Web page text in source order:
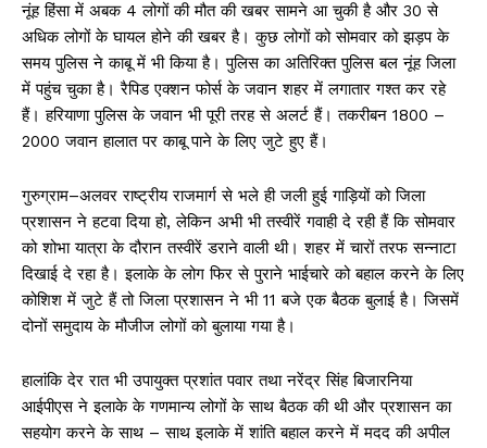
नूंह हिंसा में अबक 4 लोगों की मौत की खबर सामने आ चुकी है और 30 से
अधिक लोगों के घायल होने की खबर है। कुछ लोगों को सोमवार को झड़प के
समय पुलिस ने काबू में भी किया है। पुलिस का अतिरिक्त पुलिस बल नूंह जिला
में पहुंच चुका है। रैपिड एक्शन फोर्स के जवान शहर में लगातार गश्त कर रहे
हैं। हरियाणा पुलिस के जवान भी पूरी तरह से अलर्ट हैं। तकरीबन 1800 –
2000 जवान हालात पर काबू पाने के लिए जुटे हुए हैं।
गुरुग्राम–अलवर राष्ट्रीय राजमार्ग से भले ही जली हुई गाड़ियों को जिला
प्रशासन ने हटवा दिया हो, लेकिन अभी भी तस्वीरें गवाही दे रही हैं कि सोमवार
को शोभा यात्रा के दौरान तस्वीरें डराने वाली थी। शहर में चारों तरफ सन्नाटा
दिखाई दे रहा है। इलाके के लोग फिर से पुराने भाईचारे को बहाल करने के लिए
कोशिश में जुटे हैं तो जिला प्रशासन ने भी 11 बजे एक बैठक बुलाई है। जिसमें
दोनों समुदाय के मौजीज लोगों को बुलाया गया है।
हालांकि देर रात भी उपायुक्त प्रशांत पवार तथा नरेंद्र सिंह बिजारनिया
आईपीएस ने इलाके के गणमान्य लोगों के साथ बैठक की थी और प्रशासन का
सहयोग करने के साथ – साथ इलाके में शांति बहाल करने में मदद की अपील